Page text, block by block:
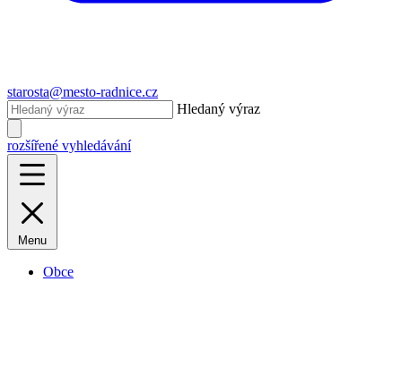
starosta@mesto-radnice.cz
Hledaný výraz
rozšířené vyhledávání
Menu
Obce